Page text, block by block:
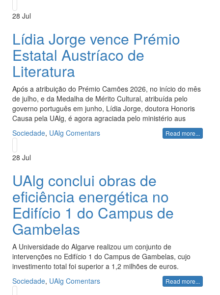
28 Jul
Lídia Jorge vence Prémio
Estatal Austríaco de
Literatura
Após a atribuição do Prémio Camões 2026, no início do mês
de julho, e da Medalha de Mérito Cultural, atribuída pelo
governo português em junho, Lídia Jorge, doutora Honoris
Causa pela UAlg, é agora agraciada pelo ministério aus
Sociedade, UAlg Comentars Read more...
28 Jul
UAlg conclui obras de
eficiência energética no
Edifício 1 do Campus de
Gambelas
A Universidade do Algarve realizou um conjunto de
intervenções no Edifício 1 do Campus de Gambelas, cujo
investimento total foi superior a 1,2 milhões de euros.
Sociedade, UAlg Comentars Read more...